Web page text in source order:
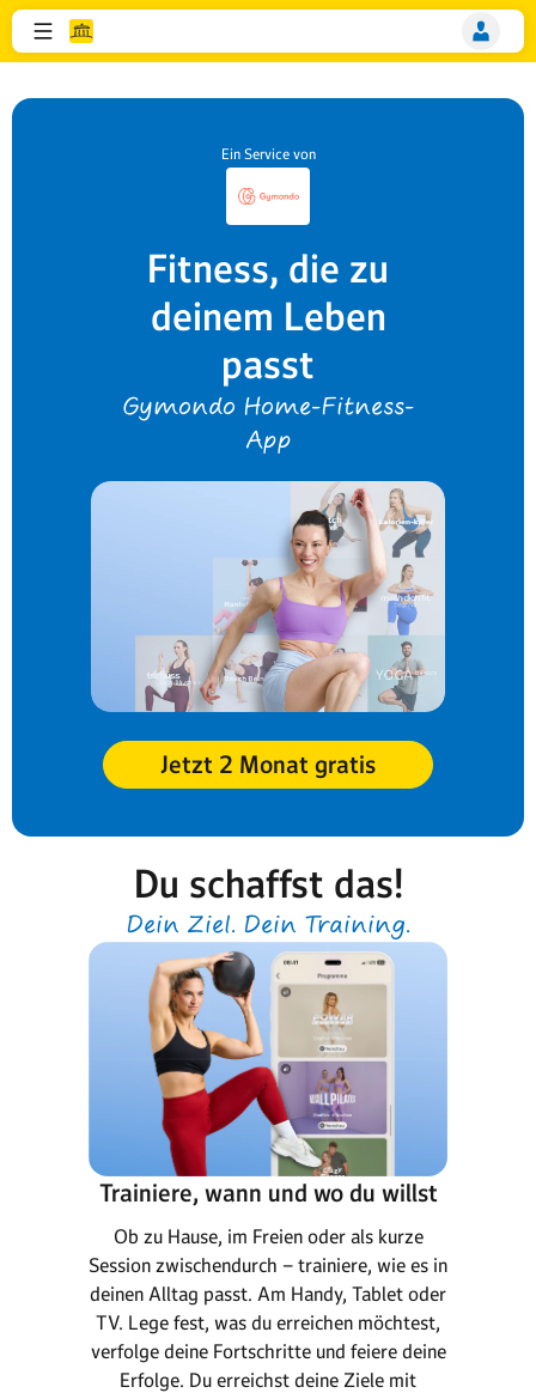
Ein Service von
Fitness, die zu
deinem Leben
passt
Gymondo Home-Fitness-
App
Jetzt 2 Monat gratis
Du schaffst das!
Dein Ziel. Dein Training.
Trainiere, wann und wo du willst
Ob zu Hause, im Freien oder als kurze
Session zwischendurch – trainiere, wie es in
deinen Alltag passt. Am Handy, Tablet oder
TV. Lege fest, was du erreichen möchtest,
verfolge deine Fortschritte und feiere deine
Erfolge. Du erreichst deine Ziele mit